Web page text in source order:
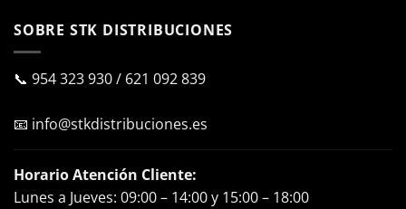
SOBRE STK DISTRIBUCIONES
📞 954 323 930/ 621 092 839
📧 info@stkdistribuciones.es
Horario Atención Cliente:
Lunes a Jueves: 09:00 – 14:00 y 15:00 – 18:00